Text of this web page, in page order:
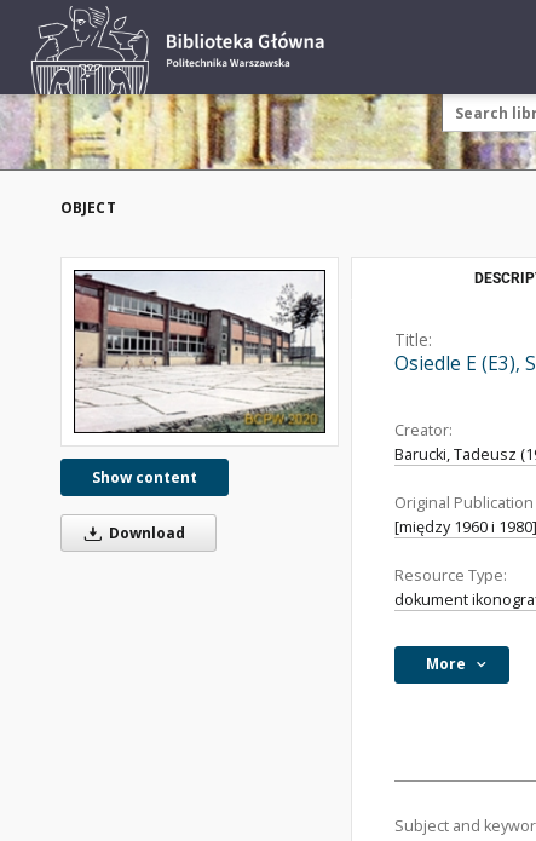
OBJECT
Show content
Download
Title:
Osiedle E (E3),
Creator:
Barucki, Tadeusz
Original Publication
[między 1960 i 1980]
Resource Type:
dokument
More
Subject and